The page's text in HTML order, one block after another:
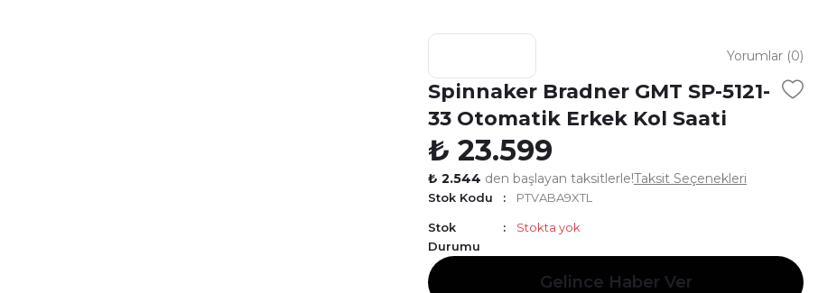
Yorumlar (0)
Spinnaker Bradner GMT SP-5121-
33 Otomatik Erkek Kol Saati
₺ 23.599
₺ 2.544 den başlayan taksitlerle!Taksit Seçenekleri
Stok Kodu PTVABA9XTL
Stok
Durumu
Stokta yok
Gelince Haber Ver